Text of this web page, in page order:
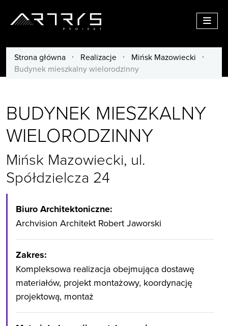
Menu
Strona główna / Realizacje / Mińsk Mazowiecki
/
Budynek mieszkalny wielorodzinny
BUDYNEK MIESZKALNY
WIELORODZINNY
Mińsk Mazowiecki, ul.
Spółdzielcza 24
Biuro Architektoniczne:
Archvision Architekt Robert Jaworski
Zakres:
Kompleksowa realizacja obejmująca dostawę
materiałów, projekt montażowy, koordynację
projektową, montaż